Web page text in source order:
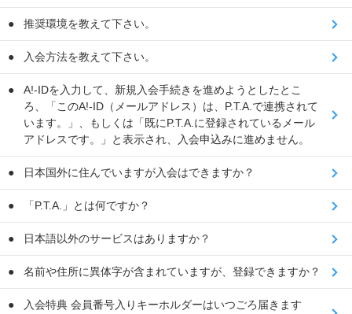
推奨環境を教えて下さい。
入会方法を教えて下さい。
A!-IDを入力して、新規入会手続きを進めようとしたとこ
ろ、「このA!-ID（メールアドレス）は、P.T.A.で連携されて
います。」、もしくは「既にP.T.A.に登録されているメール
アドレスです。」と表示され、入会申込みに進めません。
日本国外に住んでいますが入会はできますか？
「P.T.A.」とは何ですか？
日本語以外のサービスはありますか？
名前や住所に異体字が含まれていますが、登録できますか？
入会特典 会員番号入りキーホルダーはいつごろ届きます